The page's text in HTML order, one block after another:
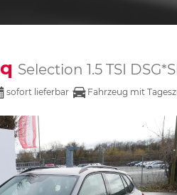
Selection 1.5 TSI
sofort lieferbar Fahrzeug mit